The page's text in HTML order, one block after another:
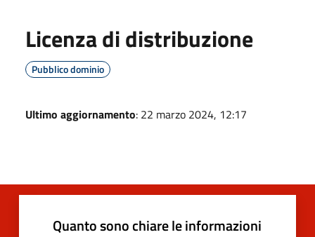
Licenza di distribuzione
Pubblico dominio
Ultimo aggiornamento: 22 marzo 2024, 12:17
Quanto sono chiare le informazioni